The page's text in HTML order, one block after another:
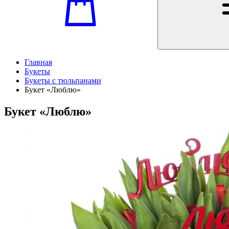
Главная
Букеты
Букеты с тюльпанами
Букет «Люблю»
Букет «Люблю»